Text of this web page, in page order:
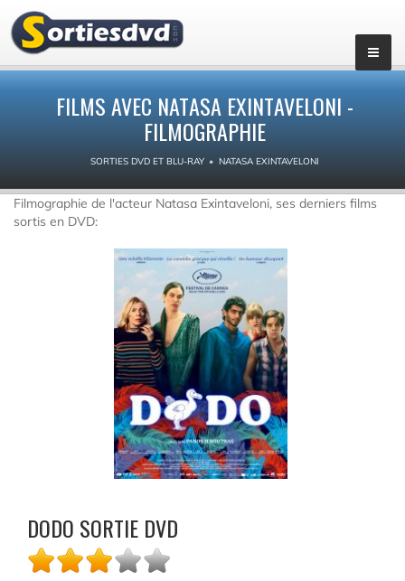
FILMS AVEC NATASA EXINTAVELONI -
FILMOGRAPHIE
SORTIES DVD ET BLU-RAY NATASA EXINTAVELONI
Filmographie de l'acteur Natasa Exintaveloni, ses derniers films
sortis en DVD:
DODO SORTIE DVD